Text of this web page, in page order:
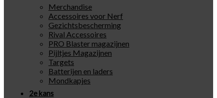
Merchandise
Accessoires voor Nerf
Gezichtsbescherming
Rival Accessoires
PRO Blaster magazijnen
Pijltjes Magazijnen
Targets
Batterijen en laders
Mondkapjes
2e kans